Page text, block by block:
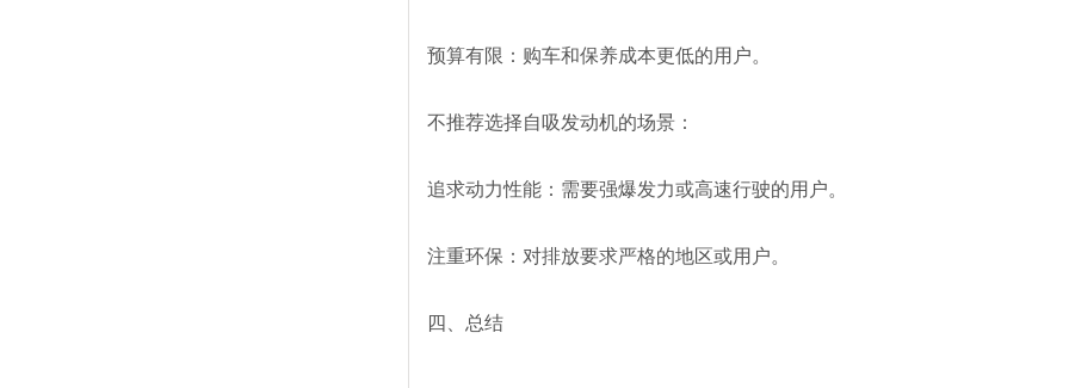
预算有限：购车和保养成本更低的用户。
不推荐选择自吸发动机的场景：
追求动力性能：需要强爆发力或高速行驶的用户。
注重环保：对排放要求严格的地区或用户。
四、总结